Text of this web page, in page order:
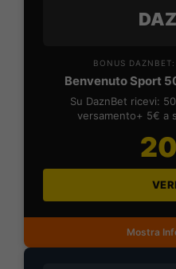
BONUS
Benvenuto Sport
Su DaznBet ricevi:
versamento+ 5€ a
Mostra